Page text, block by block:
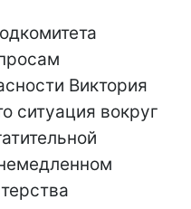
Виктория
ситуация вокруг